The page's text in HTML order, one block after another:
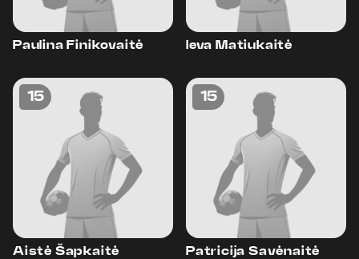
Paulina Finikovaitė Ieva Matiukaitė
15
Aistė Šapkaitė
15
Patricija Savėnaitė